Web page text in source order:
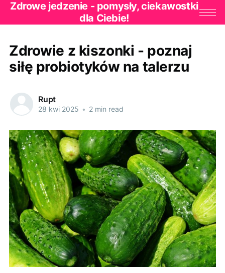
Zdrowe jedzenie - pomysły, ciekawostki
dla Ciebie!
Zdrowie z kiszonki - poznaj
siłę probiotyków na talerzu
Rupt
28 kwi 2025 • 2 min read